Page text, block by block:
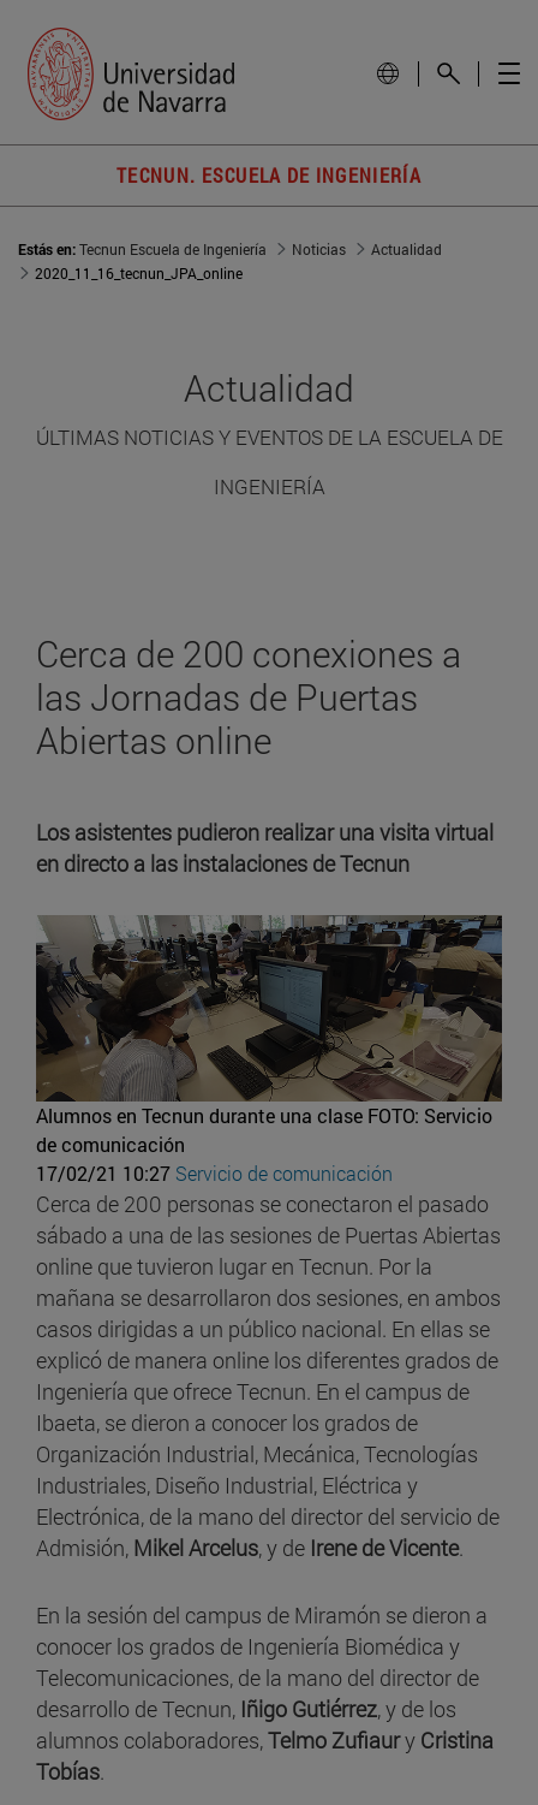
TECNUN. ESCUELA DE INGENIERÍA
Estás en:Tecnun Escuela de Ingeniería Noticias
Actualidad
2020_11_16_tecnun_JPA_online
Actualidad
ÚLTIMAS NOTICIAS Y EVENTOS DE LA ESCUELA DE
INGENIERÍA
Cerca de 200 conexiones a
las Jornadas de Puertas
Abiertas online
Los asistentes pudieron realizar una visita virtual
en directo a las instalaciones de Tecnun
Alumnos en Tecnun durante una clase FOTO: Servicio
de comunicación
17/02/21 10:27 Servicio de comunicación
Cerca de 200 personas se conectaron el pasado
sábado a una de las sesiones de Puertas Abiertas
online que tuvieron lugar en Tecnun. Por la
mañana se desarrollaron dos sesiones, en ambos
casos dirigidas a un público nacional. En ellas se
explicó de manera online los diferentes grados de
Ingeniería que ofrece Tecnun. En el campus de
Ibaeta, se dieron a conocer los grados de
Organización Industrial, Mecánica, Tecnologías
Industriales, Diseño Industrial, Eléctrica y
Electrónica, de la mano del director del servicio de
Admisión, Mikel Arcelus, y de Irene de Vicente.
En la sesión del campus de Miramón se dieron a
conocer los grados de Ingeniería Biomédica y
Telecomunicaciones, de la mano del director de
desarrollo de Tecnun, Iñigo Gutiérrez, y de los
alumnos colaboradores,Telmo Zufiaury Cristina
Tobías.